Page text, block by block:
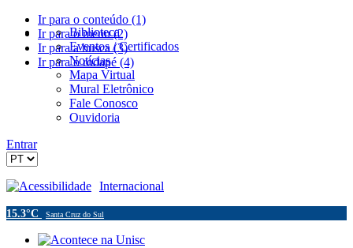
Ir para o conteúdo (1)
Ir para o menu (2)
Ir para a busca (3)
Ir para o rodapé (4)
Biblioteca
Eventos / Certificados
Notícias
Mapa Virtual
Mural Eletrônico
Fale Conosco
Ouvidoria
Entrar
Acessibilidade Internacional
15.3°C Santa Cruz do Sul